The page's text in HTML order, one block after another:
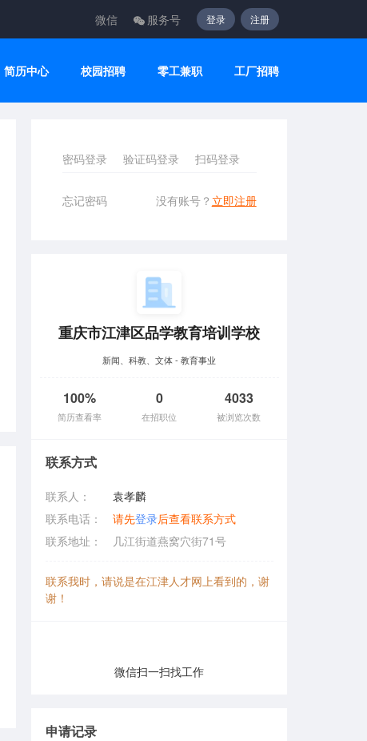
微信 服务号 登录 注册
简历中心 校园招聘 零工兼职 工厂招聘
密码登录 验证码登录 扫码登录
忘记密码 没有账号？ 立即注册
重庆市江津区品学教育培训学校
新闻、科教、文体 - 教育事业
100%
简历查看率
0
在招职位
4033
被浏览次数
联系方式
联系人：
袁孝麟
联系电话：
请先登录后查看联系方式
联系地址：
几江街道燕窝穴街71号
联系我时，请说是在江津人才网上看到的，谢
谢！
微信扫一扫找工作
申请记录